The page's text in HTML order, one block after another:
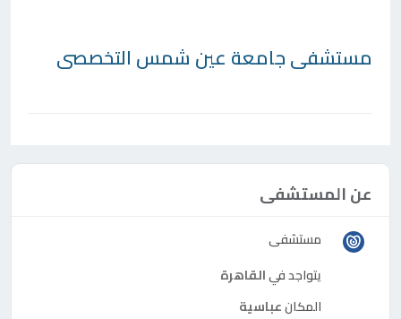
مستشفى جامعة عين شمس التخصصى
عن المستشفى
مستشفى
يتواجد فيالقاهرة
المكانعباسية